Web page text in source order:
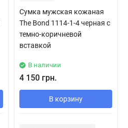
Сумка мужская кожаная
The Bond 1114-1-4 черная с
темно-коричневой
вставкой
В наличии
4 150 грн.
В корзину